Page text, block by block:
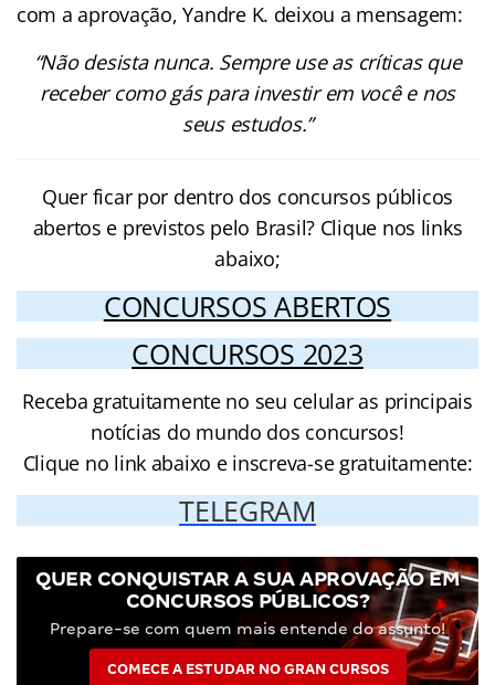
com a aprovação, Yandre K. deixou a mensagem:
“Não desista nunca. Sempre use as críticas que
receber como gás para investir em você e nos
seus estudos.”
Quer ficar por dentro dos concursos públicos
abertos e previstos pelo Brasil? Clique nos links
abaixo;
CONCURSOS ABERTOS
CONCURSOS 2023
Receba gratuitamente no seu celular as principais
notícias do mundo dos concursos!
Clique no link abaixo e inscreva-se gratuitamente:
TELEGRAM
QUER CONQUISTAR A SUA APROVAÇÃO EM
CONCURSOS PÚBLICOS?
Prepare-se com quem mais entende do assunto!
COMECE A ESTUDAR NO GRAN CURSOS